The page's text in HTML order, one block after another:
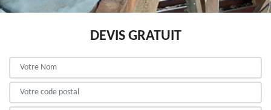
DEVIS GRATUIT